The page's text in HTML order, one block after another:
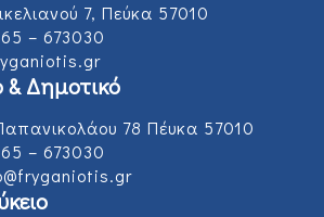
7, Πεύκα 57010
– 673030
& Δημοτικό
78 Πέυκα 57010
– 673030